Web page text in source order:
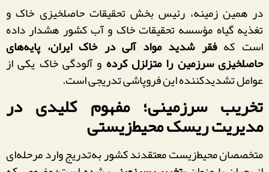
در همین زمینه، رئیس بخش تحقیقات حاصلخیزی خاک و
تغذیه گیاه مؤسسه تحقیقات خاک و آب کشور هشدار داده
است کهفقر شدید مواد آلی در خاک ایران، پایه‌های
حاصلخیزی سرزمین را متزلزل کرده و آلودگی خاک یکی از
عوامل تشدیدکننده این فروپاشی تدریجی است.
تخریب سرزمینی؛ مفهوم کلیدی در
مدیریت ریسک محیط‌زیستی
متخصصان محیط‌زیست معتقدند کشور به‌تدریج وارد مرحله‌ای